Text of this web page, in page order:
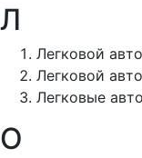
Л
Легковой
Легковой
Легковые
О